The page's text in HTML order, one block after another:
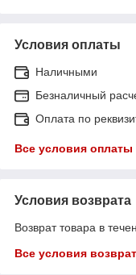
Условия оплаты
Наличными
Безналичный
Оплата по
Все условия оплаты
Условия возврата
Возврат товара в
Все условия